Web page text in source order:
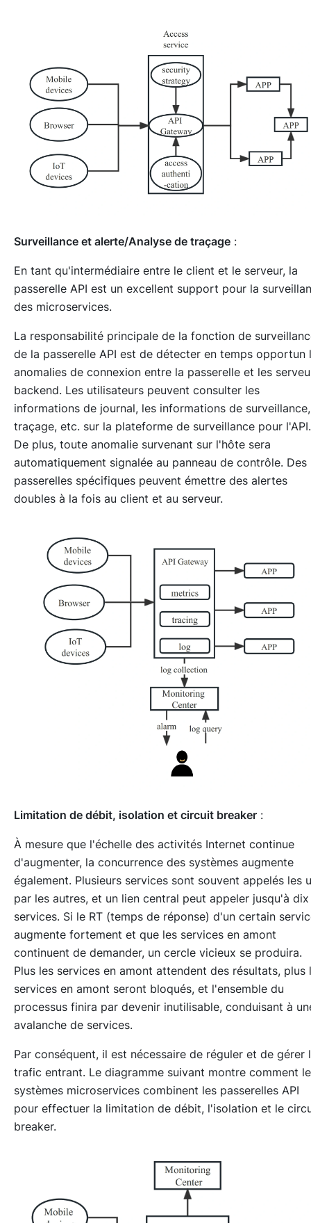
Surveillance et alerte/Analyse de traçage :
En tant qu'intermédiaire entre le client et le serveur, la
passerelle API est un excellent support pour la
des microservices.
La responsabilité principale de la fonction de
de la passerelle API est de détecter en temps opportun
anomalies de connexion entre la passerelle et les
backend. Les utilisateurs peuvent consulter les
informations de journal, les informations de
traçage, etc. sur la plateforme de surveillance pour l'API.
De plus, toute anomalie survenant sur l'hôte sera
automatiquement signalée au panneau de contrôle. Des
passerelles spécifiques peuvent émettre des alertes
doubles à la fois au client et au serveur.
Limitation de débit, isolation et circuit breaker :
À mesure que l'échelle des activités Internet continue
d'augmenter, la concurrence des systèmes augmente
également. Plusieurs services sont souvent appelés les
par les autres, et un lien central peut appeler jusqu'à dix
services. Si le RT (temps de réponse) d'un certain
augmente fortement et que les services en amont
continuent de demander, un cercle vicieux se produira.
Plus les services en amont attendent des résultats, plus
services en amont seront bloqués, et l'ensemble du
processus finira par devenir inutilisable, conduisant à
avalanche de services.
Par conséquent, il est nécessaire de réguler et de gérer
trafic entrant. Le diagramme suivant montre comment
systèmes microservices combinent les passerelles API
pour effectuer la limitation de débit, l'isolation et le
breaker.